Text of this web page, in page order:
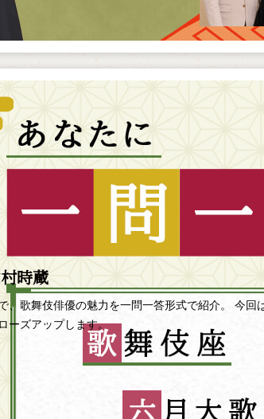
時蔵
、歌舞伎俳優の魅力を一問一答形式で紹介。 今回
ーズアップします。